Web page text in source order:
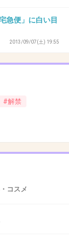
+6 -2
+3
入れられな
急便」に白い目
2013/09/07(土) 19:55
#解禁
コスメ